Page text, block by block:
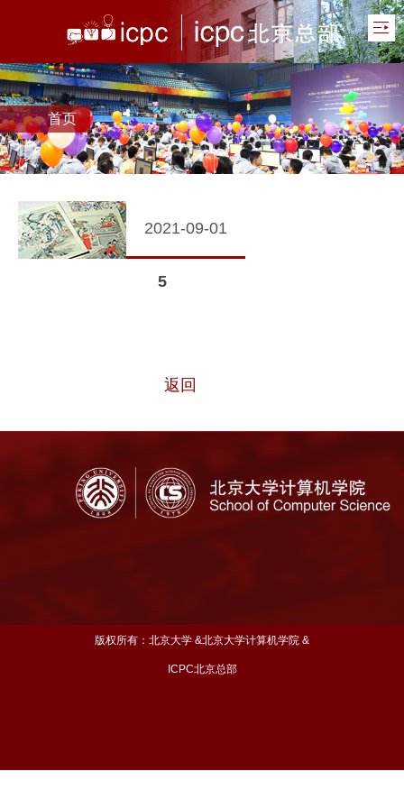
首页
2021-09-01
5
返回
版权所有：北京大学 &北京大学计算机学院 &
ICPC北京总部